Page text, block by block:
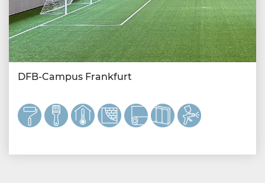
DFB-Campus Frankfurt